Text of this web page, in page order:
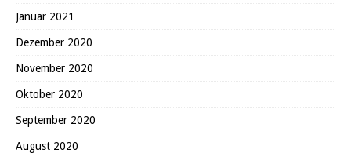
Januar 2021
Dezember 2020
November 2020
Oktober 2020
September 2020
August 2020